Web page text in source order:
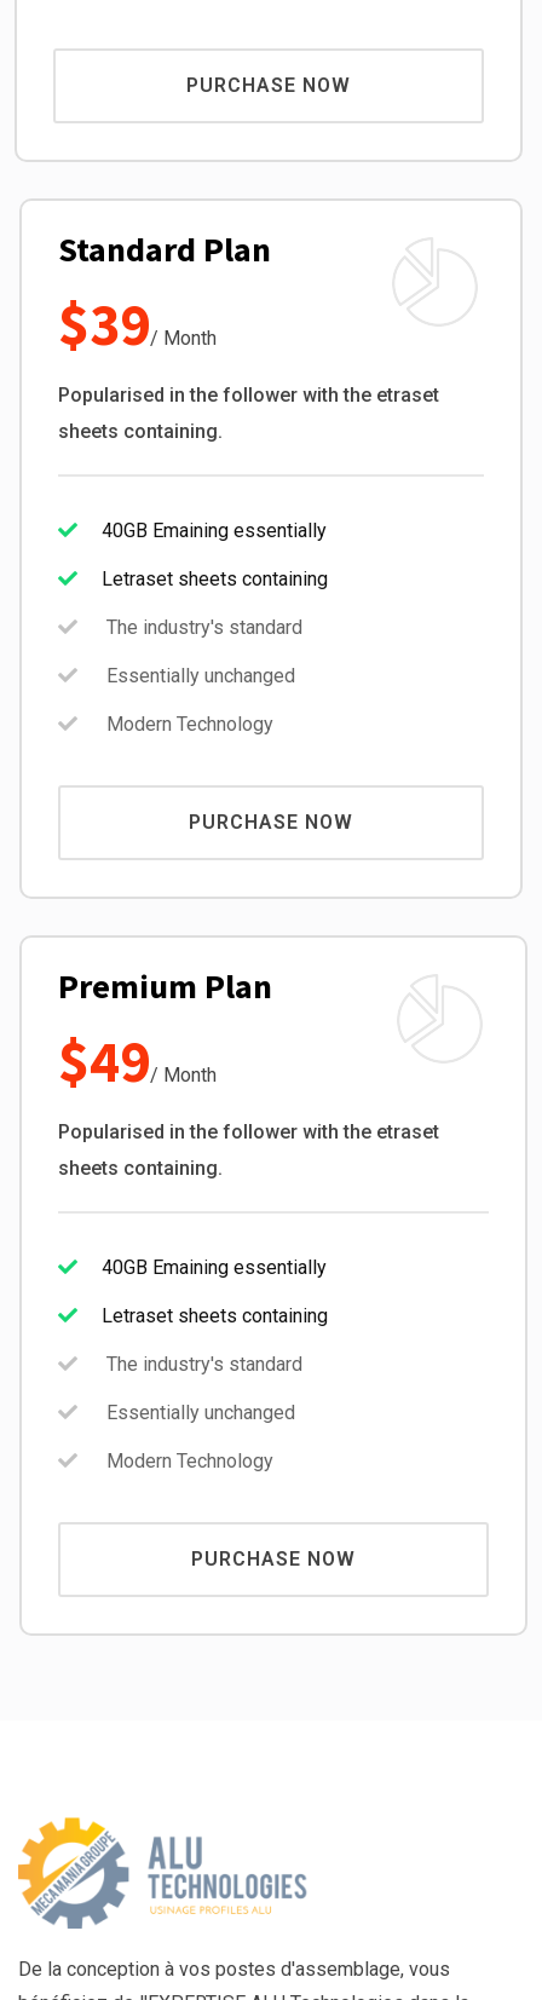
PURCHASE NOW
Standard Plan
$39/ Month
Popularised in the follower with the etraset
sheets containing.
40GB Emaining essentially
Letraset sheets containing
The industry's standard
Essentially unchanged
Modern Technology
PURCHASE NOW
Premium Plan
$49/ Month
Popularised in the follower with the etraset
sheets containing.
40GB Emaining essentially
Letraset sheets containing
The industry's standard
Essentially unchanged
Modern Technology
PURCHASE NOW
De la conception à vos postes d'assemblage, vous